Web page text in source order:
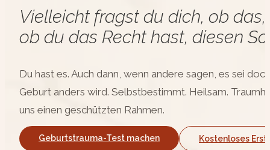
Vielleicht fragst du dich, ob
ob du das Recht hast, diesen
Du hast es. Auch dann, wenn andere sagen, es sei
Geburt anders wird. Selbstbestimmt. Heilsam.
uns einen geschützten Rahmen.
Geburtstrauma-Test machen Kostenloses